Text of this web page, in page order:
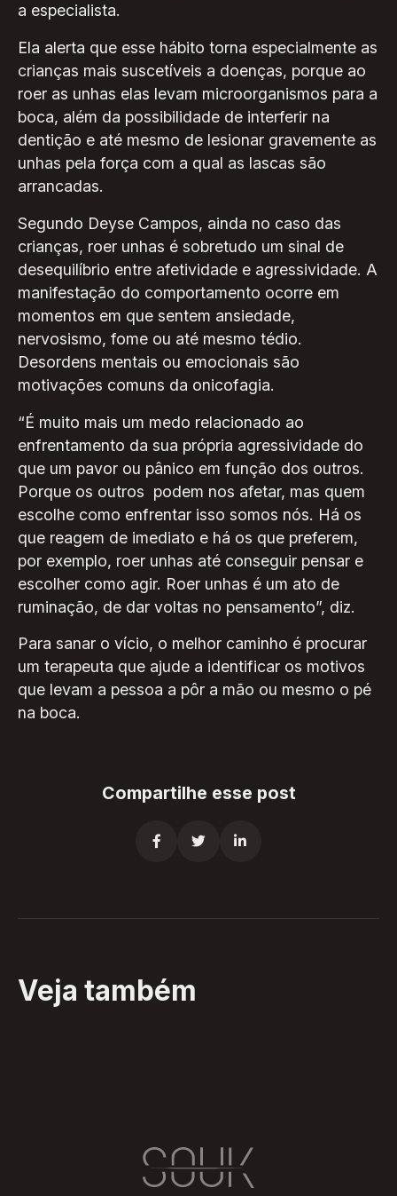
a especialista.
Ela alerta que esse hábito torna especialmente as
crianças mais suscetíveis a doenças, porque ao
roer as unhas elas levam microorganismos para a
boca, além da possibilidade de interferir na
dentição e até mesmo de lesionar gravemente as
unhas pela força com a qual as lascas são
arrancadas.
Segundo Deyse Campos, ainda no caso das
crianças, roer unhas é sobretudo um sinal de
desequilíbrio entre afetividade e agressividade. A
manifestação do comportamento ocorre em
momentos em que sentem ansiedade,
nervosismo, fome ou até mesmo tédio.
Desordens mentais ou emocionais são
motivações comuns da onicofagia.
“É muito mais um medo relacionado ao
enfrentamento da sua própria agressividade do
que um pavor ou pânico em função dos outros.
Porque os outros podem nos afetar, mas quem
escolhe como enfrentar isso somos nós. Há os
que reagem de imediato e há os que preferem,
por exemplo, roer unhas até conseguir pensar e
escolher como agir. Roer unhas é um ato de
ruminação, de dar voltas no pensamento”, diz.
Para sanar o vício, o melhor caminho é procurar
um terapeuta que ajude a identificar os motivos
que levam a pessoa a pôr a mão ou mesmo o pé
na boca.
Compartilhe esse post
  
Veja também